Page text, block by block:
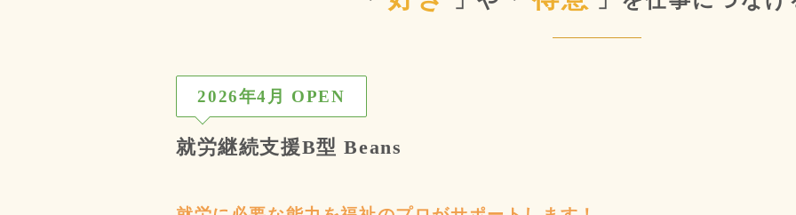
2026年4月 OPEN
就労継続支援B型 Beans